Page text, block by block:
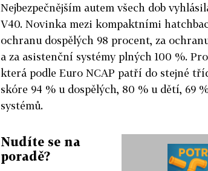
Nejbezpečnějším autem všech dob
V40. Novinka mezi kompaktními
ochranu dospělých 98 procent, za
a za asistenční systémy plných 100 %.
která podle Euro NCAP patří do stejné
skóre 94 % u dospělých, 80 % u dětí, 69
systémů.
Nudíte se na
poradě?